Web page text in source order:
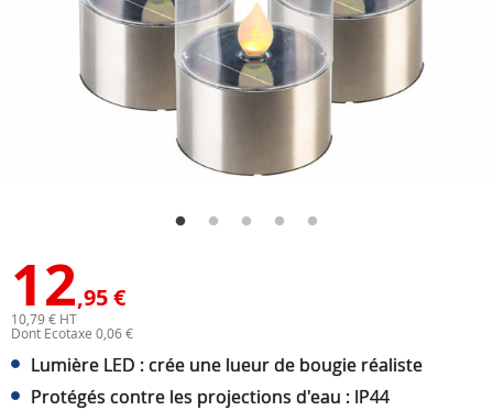
12,95 €
10,79 € HT
Dont Ecotaxe 0,06 €
Lumière LED : crée une lueur de bougie réaliste
Protégés contre les projections d'eau : IP44